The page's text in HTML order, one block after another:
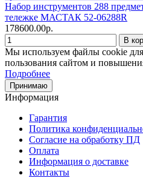
Набор инструментов 288
тележке МАСТАК 52-06288R
178600.00р.
В
Мы используем файлы cookie для
пользования сайтом и
Подробнее
Принимаю
Информация
Гарантия
Политика
Согласие на обработку ПД
Оплата
Информация о доставке
Контакты